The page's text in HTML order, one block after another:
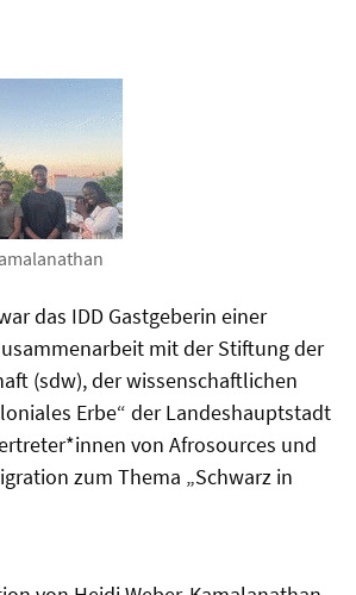
das IDD Gastgeberin einer
mit der Stiftung der
(sdw), der wissenschaftlichen
Erbe“ der Landeshauptstadt
von Afrosources und
zum Thema „Schwarz in